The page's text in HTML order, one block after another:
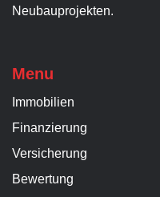
Neubauprojekten.
Menu
Immobilien
Finanzierung
Versicherung
Bewertung